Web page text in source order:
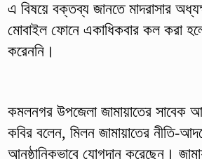
এ বিষয়ে বক্তব্য জানতে মাদরাসার
মোবাইল ফোনে একাধিকবার কল করা
করেননি।
কমলনগর উপজেলা জামায়াতের সাবেক
কবির বলেন, মিলন জামায়াতের নীতি-
আনুষ্ঠানিকভাবে যোগদান করেছেন।